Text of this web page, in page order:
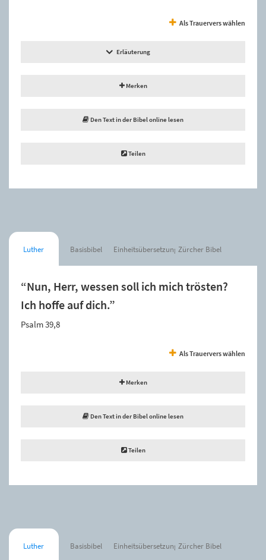
Als Trauervers wählen
Erläuterung
Merken
Den Text in der Bibel online lesen
Teilen
Luther Basisbibel Einheitsübersetzung Zürcher Bibel
“Nun, Herr, wessen soll ich mich trösten?
Ich hoffe auf dich.”
Psalm 39,8
Als Trauervers wählen
Merken
Den Text in der Bibel online lesen
Teilen
Luther Basisbibel Einheitsübersetzung Zürcher Bibel